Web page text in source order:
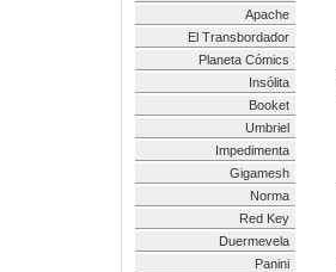
Apache
El Transbordador
Planeta Cómics
Insólita
Booket
Umbriel
Impedimenta
Gigamesh
Norma
Red Key
Duermevela
Panini